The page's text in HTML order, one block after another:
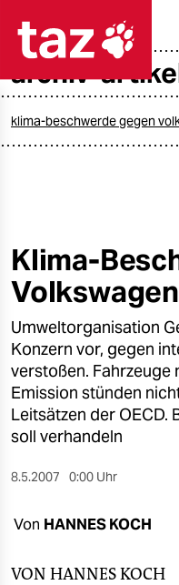
öko
gesellschaft
kultur
sport
berlin
nord
verlag
verlag
archiv-
klima-beschwerde gegen
Klima-
Volkswagen
Umweltorganisation
Konzern vor, gegen
verstoßen.
Emission stünden
Leitsätzen der
soll verhandeln
8.5.2007 0:00 Uhr
Von HANNES KOCH
VON HANNES KOCH